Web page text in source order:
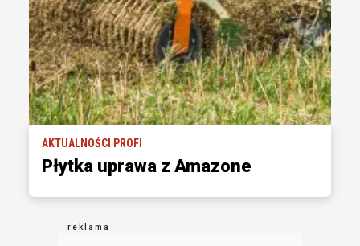
AKTUALNOŚCI PROFI
Płytka uprawa z Amazone